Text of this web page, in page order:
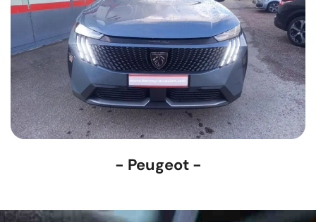
- Peugeot -